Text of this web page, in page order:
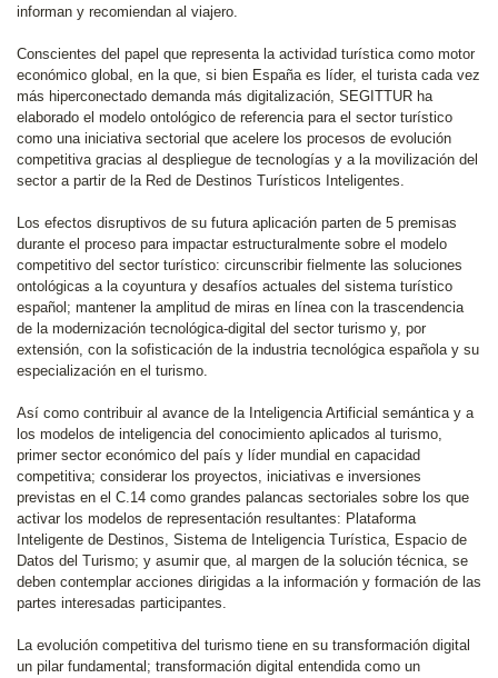
informan y recomiendan al viajero.
Conscientes del papel que representa la actividad turística como motor
económico global, en la que, si bien España es líder, el turista cada vez
más hiperconectado demanda más digitalización, SEGITTUR ha
elaborado el modelo ontológico de referencia para el sector turístico
como una iniciativa sectorial que acelere los procesos de evolución
competitiva gracias al despliegue de tecnologías y a la movilización del
sector a partir de la Red de Destinos Turísticos Inteligentes.
Los efectos disruptivos de su futura aplicación parten de 5 premisas
durante el proceso para impactar estructuralmente sobre el modelo
competitivo del sector turístico: circunscribir fielmente las soluciones
ontológicas a la coyuntura y desafíos actuales del sistema turístico
español; mantener la amplitud de miras en línea con la trascendencia
de la modernización tecnológica-digital del sector turismo y, por
extensión, con la sofisticación de la industria tecnológica española y su
especialización en el turismo.
Así como contribuir al avance de la Inteligencia Artificial semántica y a
los modelos de inteligencia del conocimiento aplicados al turismo,
primer sector económico del país y líder mundial en capacidad
competitiva; considerar los proyectos, iniciativas e inversiones
previstas en el C.14 como grandes palancas sectoriales sobre los que
activar los modelos de representación resultantes: Plataforma
Inteligente de Destinos, Sistema de Inteligencia Turística, Espacio de
Datos del Turismo; y asumir que, al margen de la solución técnica, se
deben contemplar acciones dirigidas a la información y formación de las
partes interesadas participantes.
La evolución competitiva del turismo tiene en su transformación digital
un pilar fundamental; transformación digital entendida como un